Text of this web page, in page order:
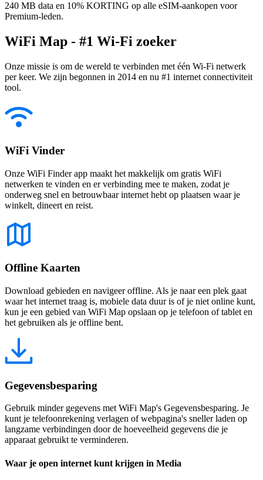
240 MB data en 10% KORTING op alle eSIM-aankopen voor
Premium-leden.
WiFi Map - #1 Wi-Fi zoeker
Onze missie is om de wereld te verbinden met één Wi-Fi netwerk
per keer. We zijn begonnen in 2014 en nu #1 internet connectiviteit
tool.
WiFi Vinder
Onze WiFi Finder app maakt het makkelijk om gratis WiFi
netwerken te vinden en er verbinding mee te maken, zodat je
onderweg snel en betrouwbaar internet hebt op plaatsen waar je
winkelt, dineert en reist.
Offline Kaarten
Download gebieden en navigeer offline. Als je naar een plek gaat
waar het internet traag is, mobiele data duur is of je niet online kunt,
kun je een gebied van WiFi Map opslaan op je telefoon of tablet en
het gebruiken als je offline bent.
Gegevensbesparing
Gebruik minder gegevens met WiFi Map's Gegevensbesparing. Je
kunt je telefoonrekening verlagen of webpagina's sneller laden op
langzame verbindingen door de hoeveelheid gegevens die je
apparaat gebruikt te verminderen.
Waar je open internet kunt krijgen in Media